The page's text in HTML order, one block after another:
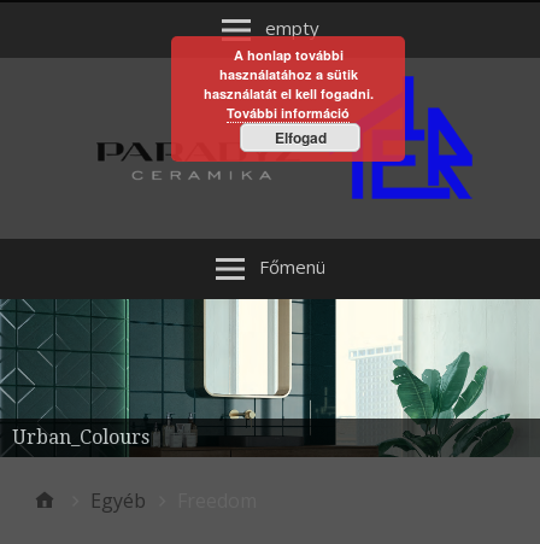
empty
Főmenü
Urban_Colours
Egyéb
A honlap további
használatához a sütik
használatát el kell fogadni.
További információ
Elfogad